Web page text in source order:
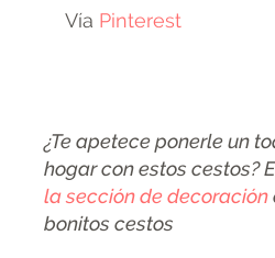
Vía Pinterest
¿Te apetece ponerle un
hogar con estos cestos?
la sección de decoración
bonitos cestos